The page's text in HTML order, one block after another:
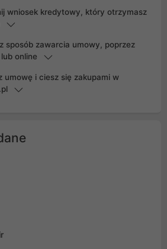
wniosek kredytowy, który otrzymasz
sposób zawarcia umowy, poprzez
online
umowę i ciesz się zakupami w